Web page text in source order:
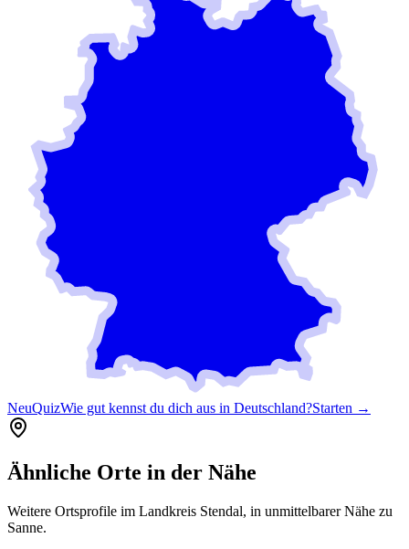
NeuQuizWie gut kennst du dich aus in Deutschland?Starten →
Ähnliche Orte in der Nähe
Weitere Ortsprofile im Landkreis Stendal, in unmittelbarer Nähe zu
Sanne.